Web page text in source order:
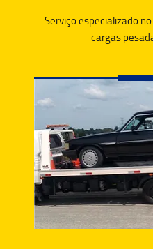
Serviço especializado
cargas